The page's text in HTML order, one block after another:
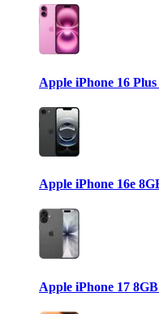
Apple iPhone 16
Apple iPhone 16e
Apple iPhone 17